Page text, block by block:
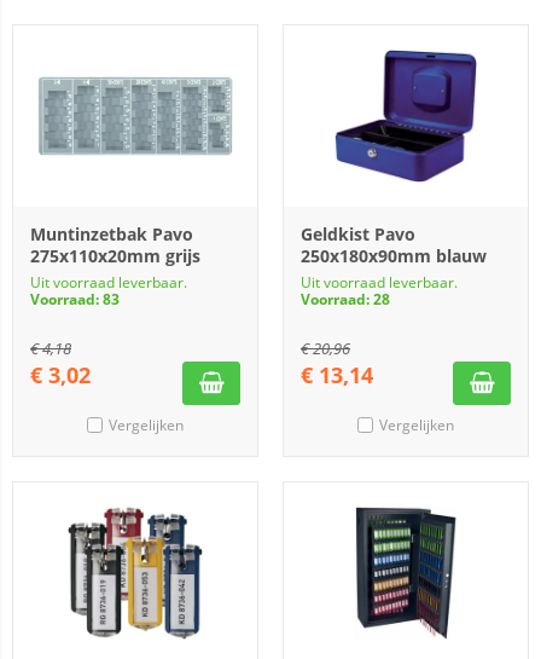
Muntinzetbak Pavo
275x110x20mm grijs
Uit voorraad leverbaar.
Voorraad: 83
€4,18
€ 3,02
Vergelijken
Geldkist Pavo
250x180x90mm blauw
Uit voorraad leverbaar.
Voorraad: 28
€20,96
€ 13,14
Vergelijken